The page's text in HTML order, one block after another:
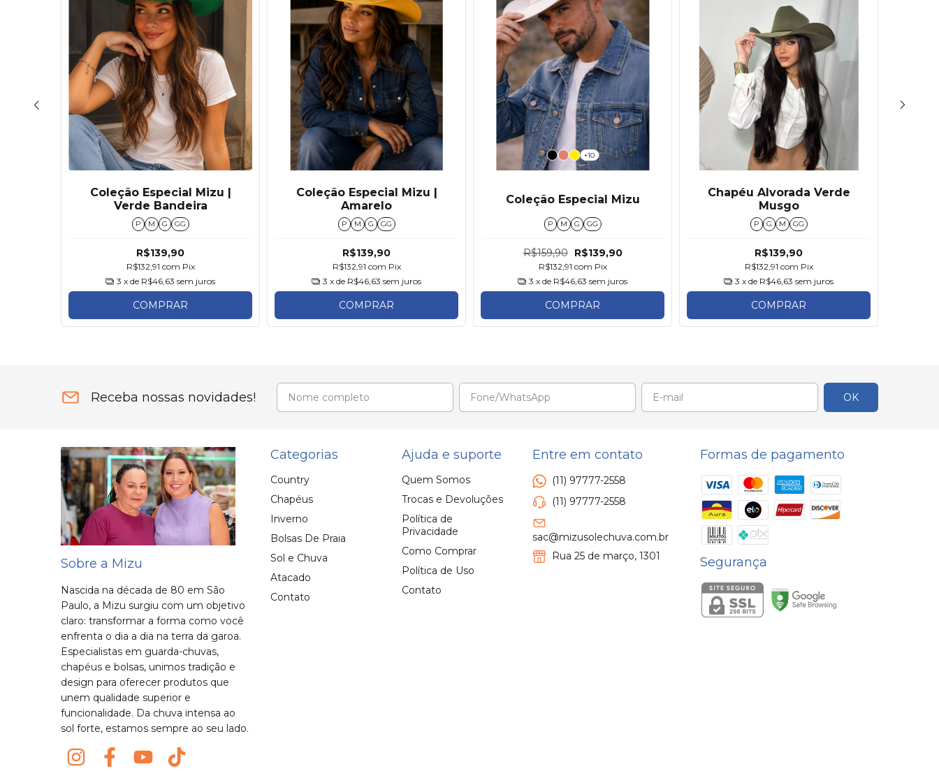
Coleção Especial Mizu |
Verde Bandeira
P M G GG
R$139,90
R$132,91 com Pix
3 x de R$46,63 sem juros
COMPRAR
Coleção Especial Mizu |
Amarelo
P M G GG
R$139,90
R$132,91 com Pix
3 x de R$46,63 sem juros
COMPRAR
+10
Coleção Especial Mizu
P M G GG
R$159,90 R$139,90
R$132,91 com Pix
3 x de R$46,63 sem juros
COMPRAR
Chapéu Alvorada Verde
Musgo
P G M GG
R$139,90
R$132,91 com Pix
3 x de R$46,63 sem juros
COMPRAR
Receba nossas novidades!
Sobre a Mizu
Nascida na década de 80 em São
Paulo, a Mizu surgiu com um objetivo
claro: transformar a forma como você
enfrenta o dia a dia na terra da garoa.
Especialistas em guarda-chuvas,
chapéus e bolsas, unimos tradição e
design para oferecer produtos que
unem qualidade superior e
funcionalidade. Da chuva intensa ao
sol forte, estamos sempre ao seu lado.
Categorias
Country
Chapéus
Inverno
Bolsas De Praia
Sol e Chuva
Atacado
Contato
Ajuda e suporte
Quem Somos
Trocas e Devoluções
Política de
Privacidade
Como Comprar
Política de Uso
Contato
Entre em contato
(11) 97777-2558
(11) 97777-2558
sac@mizusolechuva.com.br
Rua 25 de março, 1301
Formas de pagamento
Segurança